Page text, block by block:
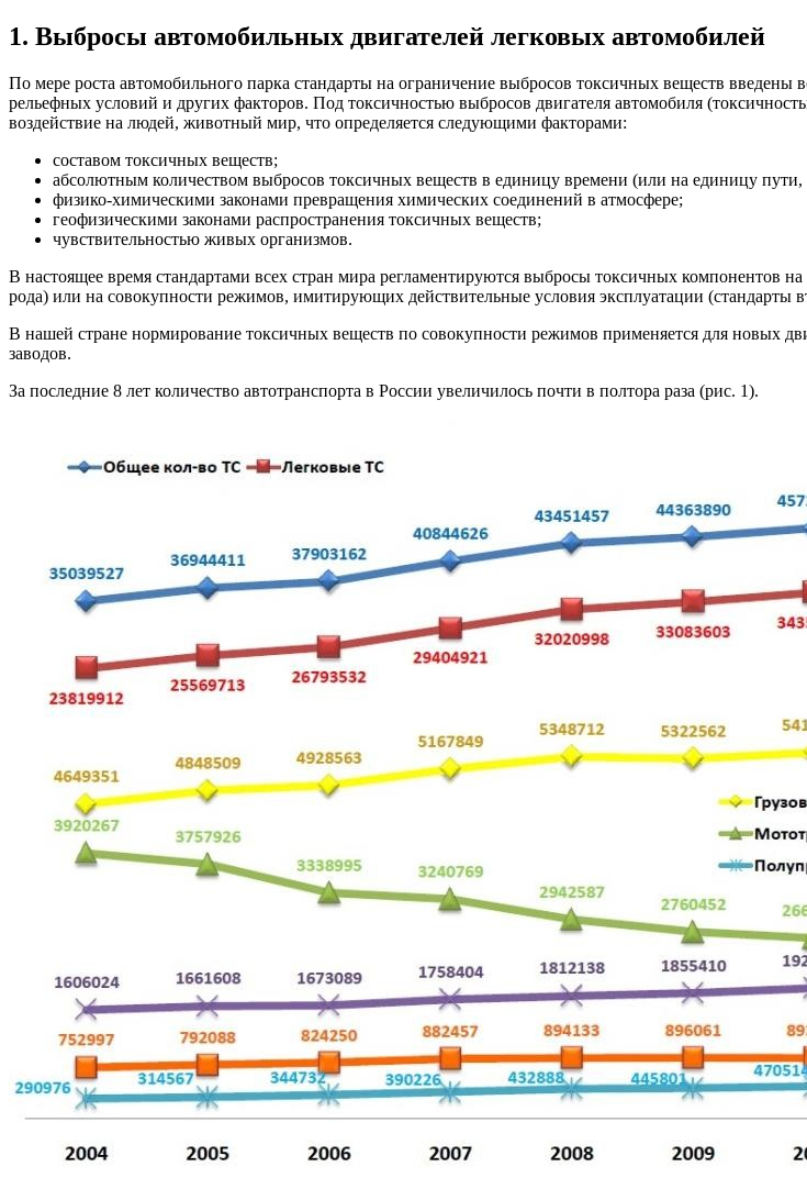
1. Выбросы автомобильных двигателей легковых автомобилей
По мере роста автомобильного парка стандарты на ограничение выбросов токсичных веществ
рельефных условий и других факторов. Под токсичностью выбросов двигателя автомобиля
воздействие на людей, животный мир, что определяется следующими факторами:
составом токсичных веществ;
абсолютным количеством выбросов токсичных веществ в единицу времени (или на единицу
физико-химическими законами превращения химических соединений в атмосфере;
геофизическими законами распространения токсичных веществ;
чувствительностью живых организмов.
В настоящее время стандартами всех стран мира регламентируются выбросы токсичных компонентов
рода) или на совокупности режимов, имитирующих действительные условия эксплуатации (стандарты
В нашей стране нормирование токсичных веществ по совокупности режимов применяется для новых
заводов.
За последние 8 лет количество автотранспорта в России увеличилось почти в полтора раза (рис. 1).